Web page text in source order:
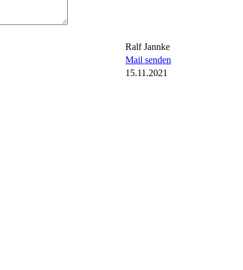
Ralf Jannke
Mail senden
15.11.2021